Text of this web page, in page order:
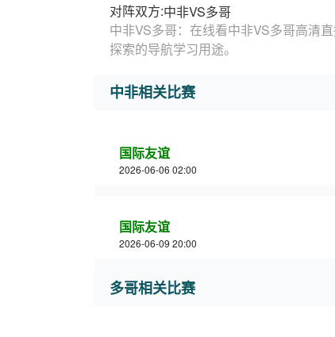
对阵双方:中非VS多哥
中非VS多哥：在线看中非VS多哥高清
探索的导航学习用途。
中非相关比赛
国际友谊
2026-06-06 02:00
国际友谊
2026-06-09 20:00
多哥相关比赛